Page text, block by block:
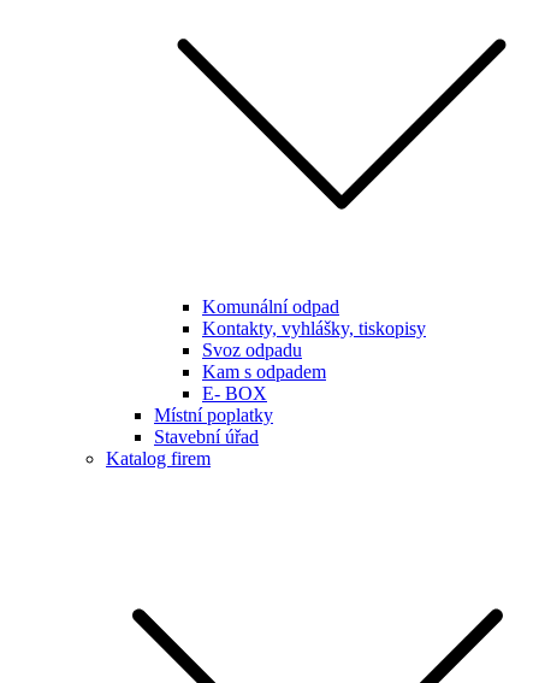
Komunální odpad
Kontakty, vyhlášky, tiskopisy
Svoz odpadu
Kam s odpadem
E- BOX
Místní poplatky
Stavební úřad
Katalog firem